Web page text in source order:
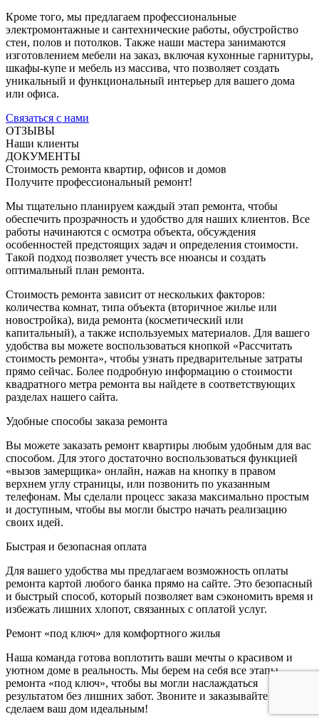
Кроме того, мы предлагаем профессиональные
электромонтажные и сантехнические работы, обустройство
стен, полов и потолков. Также наши мастера занимаются
изготовлением мебели на заказ, включая кухонные гарнитуры,
шкафы-купе и мебель из массива, что позволяет создать
уникальный и функциональный интерьер для вашего дома
или офиса.
Связаться с нами
ОТЗЫВЫ
Наши клиенты
ДОКУМЕНТЫ
Стоимость ремонта квартир, офисов и домов
Получите профессиональный ремонт!
Мы тщательно планируем каждый этап ремонта, чтобы
обеспечить прозрачность и удобство для наших клиентов. Все
работы начинаются с осмотра объекта, обсуждения
особенностей предстоящих задач и определения стоимости.
Такой подход позволяет учесть все нюансы и создать
оптимальный план ремонта.
Стоимость ремонта зависит от нескольких факторов:
количества комнат, типа объекта (вторичное жилье или
новостройка), вида ремонта (косметический или
капитальный), а также используемых материалов. Для вашего
удобства вы можете воспользоваться кнопкой «Рассчитать
стоимость ремонта», чтобы узнать предварительные затраты
прямо сейчас. Более подробную информацию о стоимости
квадратного метра ремонта вы найдете в соответствующих
разделах нашего сайта.
Удобные способы заказа ремонта
Вы можете заказать ремонт квартиры любым удобным для вас
способом. Для этого достаточно воспользоваться функцией
«вызов замерщика» онлайн, нажав на кнопку в правом
верхнем углу страницы, или позвонить по указанным
телефонам. Мы сделали процесс заказа максимально простым
и доступным, чтобы вы могли быстро начать реализацию
своих идей.
Быстрая и безопасная оплата
Для вашего удобства мы предлагаем возможность оплаты
ремонта картой любого банка прямо на сайте. Это безопасный
и быстрый способ, который позволяет вам сэкономить время и
избежать лишних хлопот, связанных с оплатой услуг.
Ремонт «под ключ» для комфортного жилья
Наша команда готова воплотить ваши мечты о красивом и
уютном доме в реальность. Мы берем на себя все этапы
ремонта «под ключ», чтобы вы могли наслаждаться
результатом без лишних забот. Звоните и заказывайте – мы
сделаем ваш дом идеальным!